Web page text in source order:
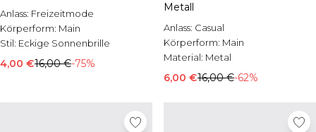
Anlass: Freizeitmode
Körperform: Main
Stil: Eckige Sonnenbrille
4,00 €16,00 €-75%
Metall
Anlass: Casual
Körperform: Main
Material: Metal
6,00 €16,00 €-62%